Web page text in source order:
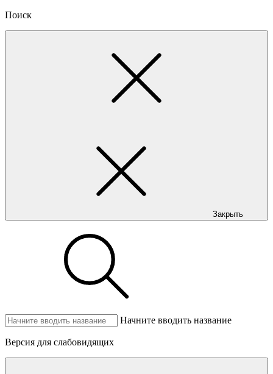
Поиск
Закрыть
Начните вводить название
Версия для слабовидящих